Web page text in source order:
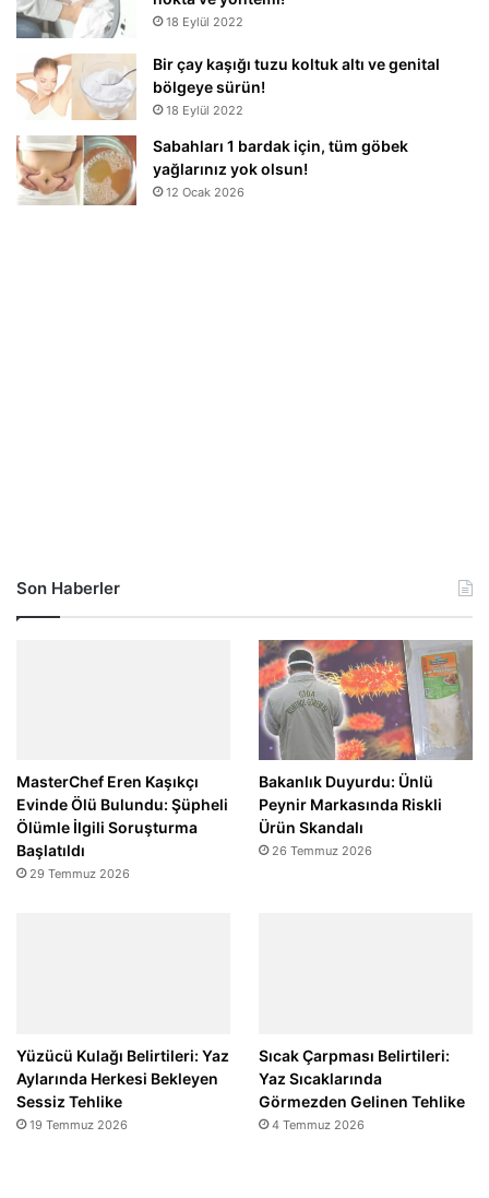
18 Eylül 2022
Bir çay kaşığı tuzu koltuk altı ve genital
bölgeye sürün!
18 Eylül 2022
Sabahları 1 bardak için, tüm göbek
yağlarınız yok olsun!
12 Ocak 2026
Son Haberler
MasterChef Eren Kaşıkçı
Evinde Ölü Bulundu: Şüpheli
Ölümle İlgili Soruşturma
Başlatıldı
29 Temmuz 2026
Bakanlık Duyurdu: Ünlü
Peynir Markasında Riskli
Ürün Skandalı
26 Temmuz 2026
Yüzücü Kulağı Belirtileri: Yaz
Aylarında Herkesi Bekleyen
Sessiz Tehlike
19 Temmuz 2026
Sıcak Çarpması Belirtileri:
Yaz Sıcaklarında
Görmezden Gelinen Tehlike
4 Temmuz 2026